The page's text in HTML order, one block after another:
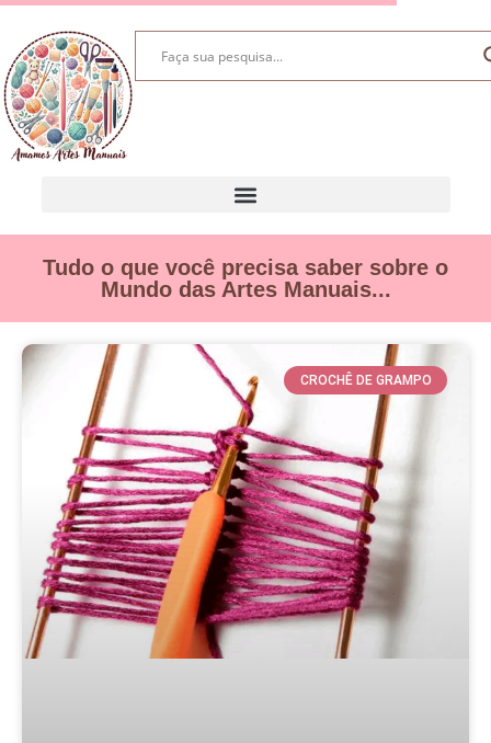
Tudo o que você precisa saber sobre o
Mundo das Artes Manuais...
CROCHÊ DE GRAMPO